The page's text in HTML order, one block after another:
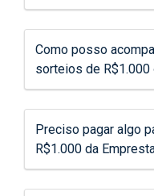
Como posso
sorteios de R$1.000
Preciso pagar algo
R$1.000 da